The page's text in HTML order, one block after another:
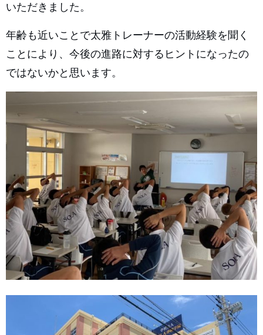
いただきました。
年齢も近いことで太雅トレーナーの活動経験を聞く
ことにより、今後の進路に対するヒントになったの
ではないかと思います。